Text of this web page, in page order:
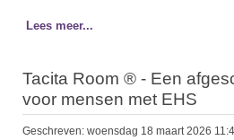
Lees meer...
Tacita Room ® - Een
voor mensen met EHS
Geschreven: woensdag 18 maart 2026